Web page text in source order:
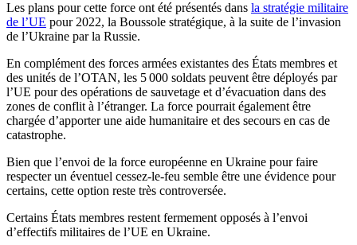
Les plans pour cette force ont été présentés dans la stratégie militaire
de l’UE pour 2022, la Boussole stratégique, à la suite de l’invasion
de l’Ukraine par la Russie.
En complément des forces armées existantes des États membres et
des unités de l’OTAN, les 5 000 soldats peuvent être déployés par
l’UE pour des opérations de sauvetage et d’évacuation dans des
zones de conflit à l’étranger. La force pourrait également être
chargée d’apporter une aide humanitaire et des secours en cas de
catastrophe.
Bien que l’envoi de la force européenne en Ukraine pour faire
respecter un éventuel cessez-le-feu semble être une évidence pour
certains, cette option reste très controversée.
Certains États membres restent fermement opposés à l’envoi
d’effectifs militaires de l’UE en Ukraine.